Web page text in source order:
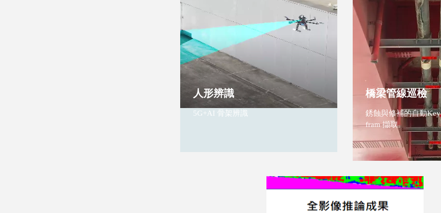
人形辨識
5G+AI 骨架辨識
​橋梁管線巡檢
銹蝕與修補的自動Key
fram 擷取